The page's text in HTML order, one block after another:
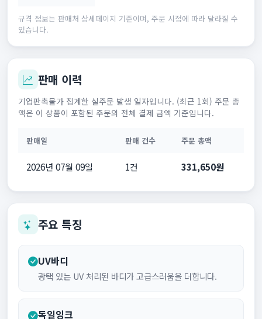
규격 정보는 판매처 상세페이지 기준이며, 주문 시점에 따라 달라질 수
있습니다.
판매 이력
기업판촉물가 집계한 실주문 발생 일자입니다. (최근 1회) 주문 총
액은 이 상품이 포함된 주문의 전체 결제 금액 기준입니다.
판매일 판매 건수 주문 총액
2026년 07월 09일 1건 331,650원
주요 특징
UV바디
광택 있는 UV 처리된 바디가 고급스러움을 더합니다.
독일잉크